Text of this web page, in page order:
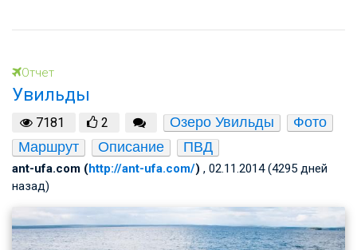
Отчет
Увильды
7181 2 Озеро Увильды
Фото
Маршрут
Описание ПВД
ant-ufa.com (http://ant-ufa.com/) , 02.11.2014 (4295 дней
назад)